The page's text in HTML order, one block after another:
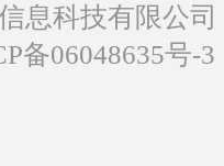
息科技有限公
备06048635号-3